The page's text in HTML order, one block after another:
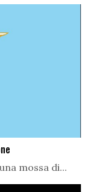
mossa di...